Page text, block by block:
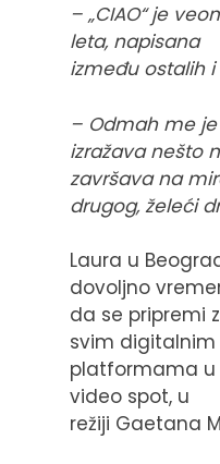
– „CIAO“ je
leta, napisana
između ostalih
– Odmah me
izražava nešto
završava na
drugog, želeći
Laura u
dovoljno
da se pripremi
svim digitalnim
platformama u
video spot, u
režiji Gaetana